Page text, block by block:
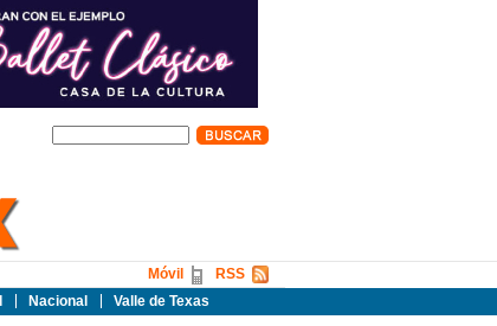
Nacional Valle de Texas
RSS
Móvil